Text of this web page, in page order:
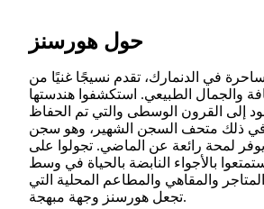
حول هورسنز
في الدنمارك، تقدم نسيجًا غنيًا من
والجمال الطبيعي. استكشفوا هندستها
إلى القرون الوسطى والتي تم الحفاظ
في ذلك متحف السجن الشهير، وهو سجن
لمحة رائعة عن الماضي. تجولوا على
بالأجواء النابضة بالحياة في وسط
المتاجر والمقاهي والمطاعم المحلية التي
تجعل هورسنز وجهة مبهجة.